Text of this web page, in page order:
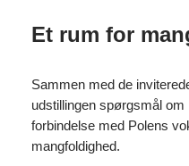
Et rum for
Sammen med de
udstillingen spørgsmål
forbindelse med Polens
mangfoldighed.